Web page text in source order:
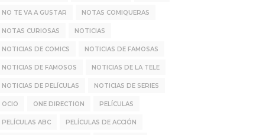
NO TE VA A GUSTAR NOTAS COMIQUERAS
NOTAS CURIOSAS NOTICIAS
NOTICIAS DE COMICS NOTICIAS DE FAMOSAS
NOTICIAS DE FAMOSOS NOTICIAS DE LA TELE
NOTICIAS DE PELÍCULAS NOTICIAS DE SERIES
OCIO ONE DIRECTION PELÍCULAS
PELÍCULAS ABC PELÍCULAS DE ACCIÓN